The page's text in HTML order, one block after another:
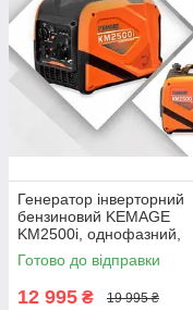
Генератор інверторний
бензиновий KEMAGE
KM2500i, однофазний,
максимальною
1800 Вт
Готово до відправки
12 995 ₴ 19 995 ₴